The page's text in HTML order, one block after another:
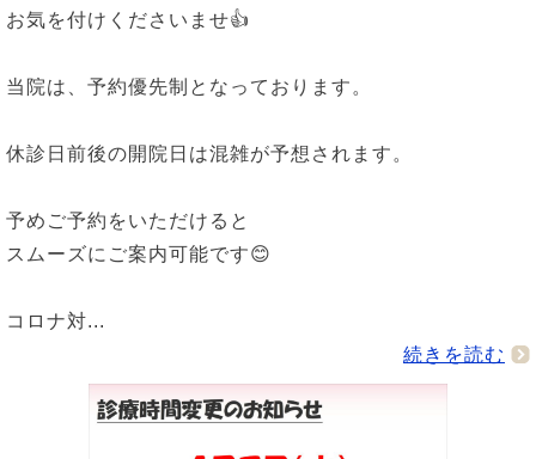
お気を付けくださいませ👍
当院は、予約優先制となっております。
休診日前後の開院日は混雑が予想されます。
予めご予約をいただけると
スムーズにご案内可能です😊
コロナ対...
続きを読む